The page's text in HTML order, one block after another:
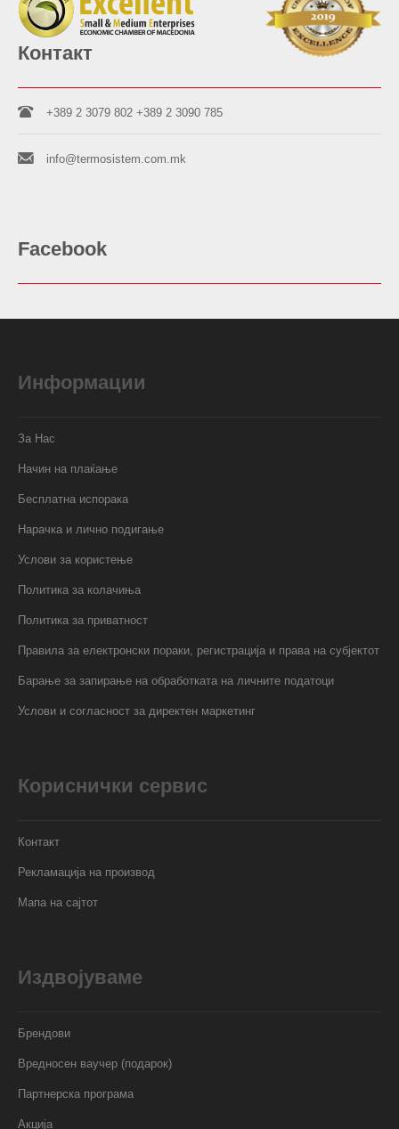
Контакт
+389 2 3079 802 +389 2 3090 785
info@termosistem.com.mk
Facebook
Информации
За Нас
Начин на плаќање
Бесплатна испорака
Нарачка и лично подигање
Услови за користење
Политика за колачиња
Политика за приватност
Правила за електронски пораки, регистрација и права на субјектот
Барање за запирање на обработката на личните податоци
Услови и согласност за директен маркетинг
Кориснички сервис
Контакт
Рекламација на производ
Мапа на сајтот
Издвојуваме
Брендови
Вредносен ваучер (подарок)
Партнерска програма
Акција